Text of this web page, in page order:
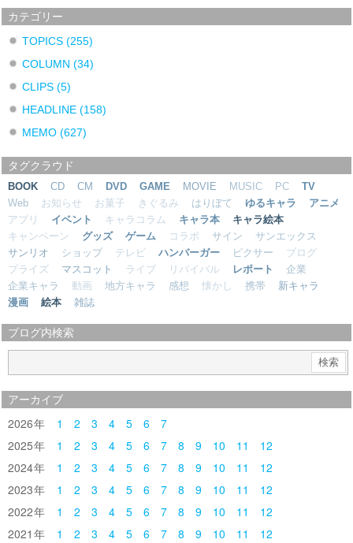
カテゴリー
TOPICS(255)
COLUMN(34)
CLIPS(5)
HEADLINE(158)
MEMO(627)
タグクラウド
BOOK CD CM DVD GAME MOVIE MUSIC PC
TV
Web
お知らせ お菓子 きぐるみ はりぼて ゆるキャラ
アニメ
アプリ
イベント キャラコラム キャラ本
キャラ絵本
キャンペーン
グッズ ゲーム コラボ サイン
サンエックス
サンリオ
ショップ テレビ ハンバーガー ピクサー
ブログ
プライズ
マスコット ライブ リバイバル レポート
企業
企業キャラ
動画 地方キャラ 感想 懐かし 携帯
新キャラ
漫画
絵本 雑誌
ブログ内検索
アーカイブ
2026 1 2 3 4 5 6
7
2025
1 2 3 4 5 6 7 8 9 10 11
12
2024
1 2 3 4 5 6 7 8 9 10 11
12
2023
1 2 3 4 5 6 7 8 9 10 11
12
2022
1 2 3 4 5 6 7 8 9 10 11
12
2021
1 2 3 4 5 6 7 8 9 10 11
12